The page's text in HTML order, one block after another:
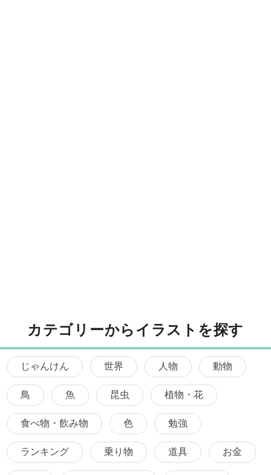
カテゴリーからイラストを探す
じゃんけん 世界 人物 動物
鳥 魚 昆虫 植物・花
食べ物・飲み物 色 勉強
ランキング 乗り物 道具 お金